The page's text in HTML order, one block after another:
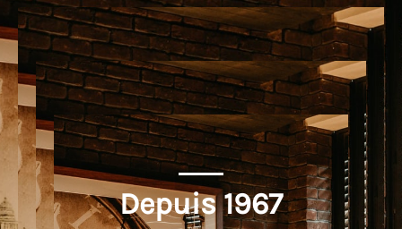
Depuis 1967